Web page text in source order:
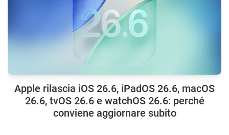
Apple rilascia iOS 26.6, iPadOS 26.6, macOS
26.6, tvOS 26.6 e watchOS 26.6: perché
conviene aggiornare subito